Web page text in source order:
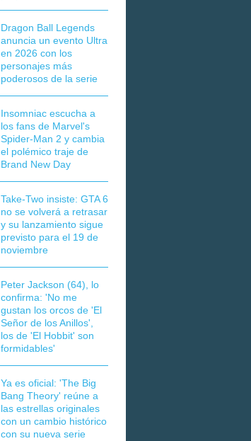
Dragon Ball Legends
anuncia un evento Ultra
en 2026 con los
personajes más
poderosos de la serie
Insomniac escucha a
los fans de Marvel's
Spider-Man 2 y cambia
el polémico traje de
Brand New Day
Take-Two insiste: GTA 6
no se volverá a retrasar
y su lanzamiento sigue
previsto para el 19 de
noviembre
Peter Jackson (64), lo
confirma: 'No me
gustan los orcos de 'El
Señor de los Anillos',
los de 'El Hobbit' son
formidables'
Ya es oficial: 'The Big
Bang Theory' reúne a
las estrellas originales
con un cambio histórico
con su nueva serie